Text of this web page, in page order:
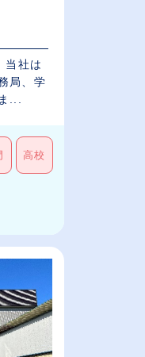
当社は
局、学
...
高校